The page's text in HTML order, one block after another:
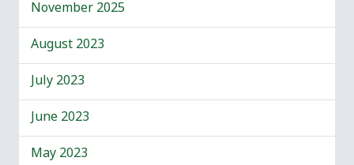
November 2025
August 2023
July 2023
June 2023
May 2023